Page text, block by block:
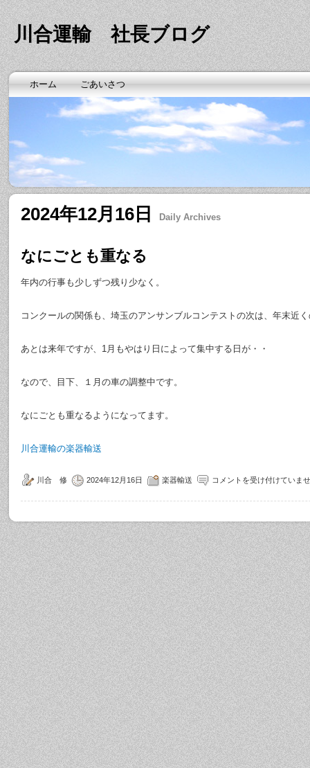
川合運輸 社長ブログ
ホーム ごあいさつ
2024年12月16日 Daily Archives
なにごとも重なる
年内の行事も少しずつ残り少なく。
コンクールの関係も、埼玉のアンサンブルコンテストの次は、年末近
あとは来年ですが、1月もやはり日によって集中する日が・・
なので、目下、１月の車の調整中です。
なにごとも重なるようになってます。
川合運輸の楽器輸送
川合 修 2024年12月16日 楽器輸送 コメントを受け付けていま